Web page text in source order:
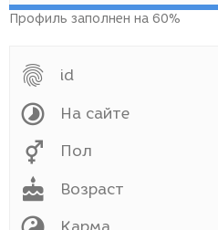
Профиль заполнен на 60%
id
На сайте
Пол
Возраст